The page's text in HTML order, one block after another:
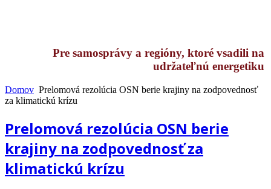
Pre samosprávy a regióny, ktoré vsadili na
udržateľnú energetiku
Domov Prelomová rezolúcia OSN berie krajiny na zodpovednosť
za klimatickú krízu
Prelomová rezolúcia OSN berie
krajiny na zodpovednosť za
klimatickú krízu